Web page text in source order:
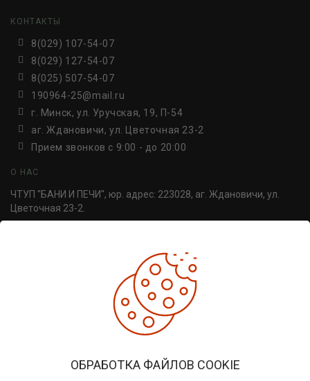
КОНТАКТЫ
8(029) 107-54-07
8(029) 127-54-07
8(025) 507-54-07
190964-25@mail.ru
г. Минск, ул. Уручская, 19, П-54
аг. Ждановичи, ул. Цветочная 23-2
Прием звонков c 9:00 - до 20:00
О НАС
ЧТУП "БАНИ И ПЕЧИ", юр. адрес: 223028, аг. Ждановичи, ул.
Цветочная 23-2.
Личный кабинетОБРАБОТКА ФАЙЛОВ COOKIE